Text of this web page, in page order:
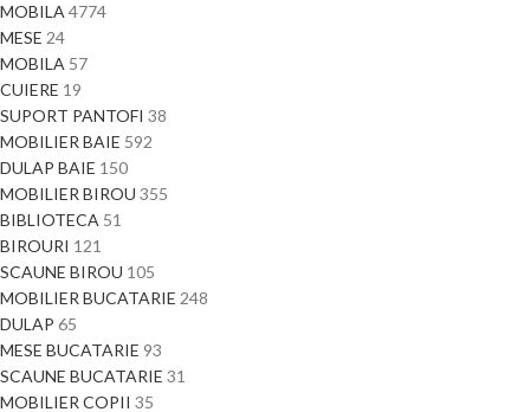
MOBILA 4774
MESE 24
MOBILA 57
CUIERE 19
SUPORT PANTOFI 38
MOBILIER BAIE 592
DULAP BAIE 150
MOBILIER BIROU 355
BIBLIOTECA 51
BIROURI 121
SCAUNE BIROU 105
MOBILIER BUCATARIE 248
DULAP 65
MESE BUCATARIE 93
SCAUNE BUCATARIE 31
MOBILIER COPII 35